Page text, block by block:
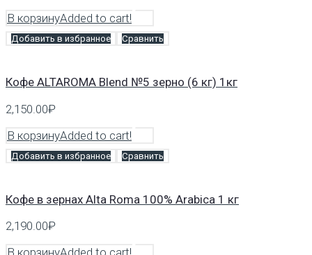
В корзинуAdded to cart!
Добавить в избранное Сравнить
Кофе ALTAROMA Blend №5 зерно (6 кг) 1кг
2,150.00₽
В корзинуAdded to cart!
Добавить в избранное Сравнить
Кофе в зернах Alta Roma 100% Arabica 1 кг
2,190.00₽
В корзинуAdded to cart!